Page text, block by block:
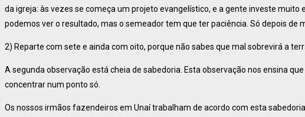
da igreja: às vezes se começa um projeto evangelístico, e a gente investe muito
podemos ver o resultado, mas o semeador tem que ter paciência. Só depois de
2) Reparte com sete e ainda com oito, porque não sabes que mal sobrevirá a
A segunda observação está cheia de sabedoria. Esta observação nos ensina
concentrar num ponto só.
Os nossos irmãos fazendeiros em Unaí trabalham de acordo com esta